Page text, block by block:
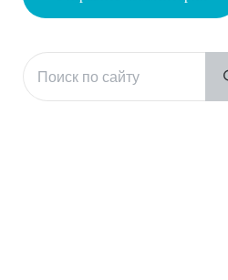
Sidebar